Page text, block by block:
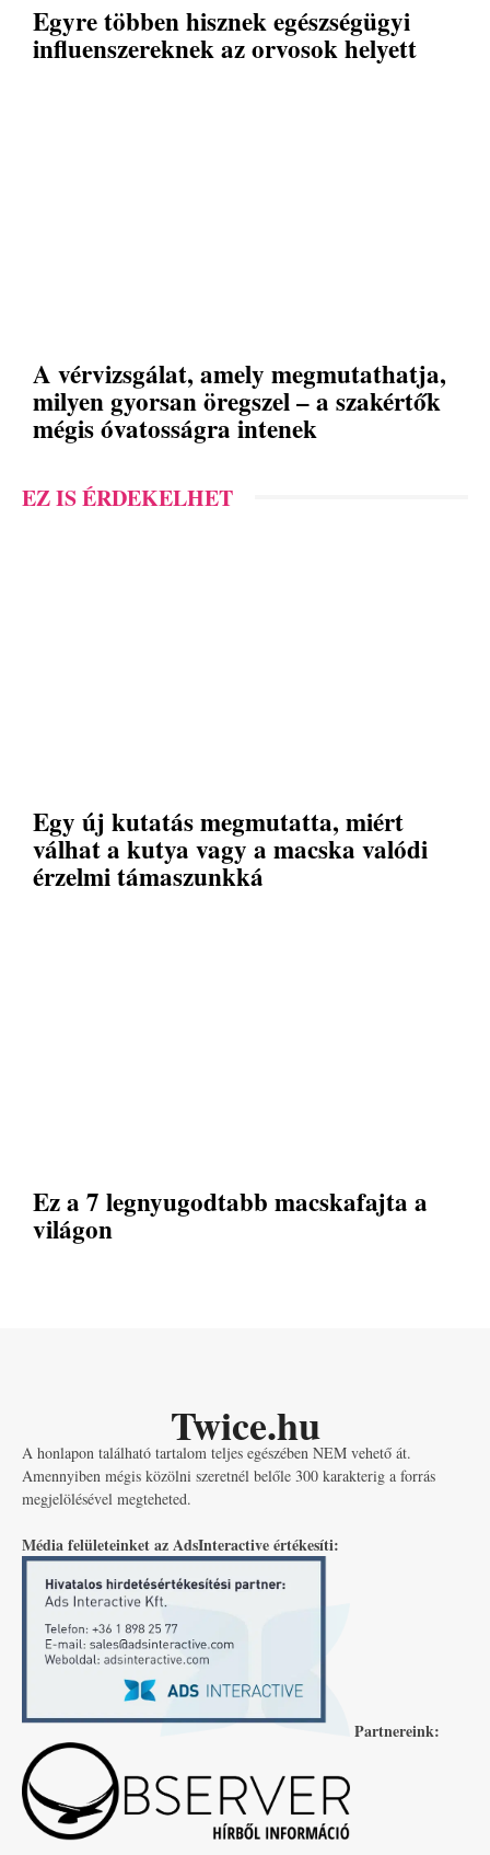
Egyre többen hisznek egészségügyi
influenszereknek az orvosok helyett
A vérvizsgálat, amely megmutathatja,
milyen gyorsan öregszel – a szakértők
mégis óvatosságra intenek
EZ IS ÉRDEKELHET
Egy új kutatás megmutatta, miért
válhat a kutya vagy a macska valódi
érzelmi támaszunkká
Ez a 7 legnyugodtabb macskafajta a
világon
Twice.hu
A honlapon található tartalom teljes egészében NEM vehető át.
Amennyiben mégis közölni szeretnél belőle 300 karakterig a forrás
megjelölésével megteheted.
Média felületeinket az AdsInteractive értékesíti:
Partnereink: